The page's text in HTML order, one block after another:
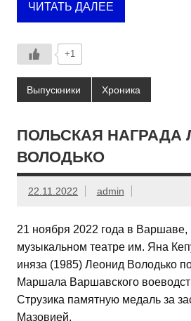
ЧИТАТЬ ДАЛЕЕ
+1
Выпускники Хроника
ПОЛЬСКАЯ НАГРАДА
ВОЛОДЬКО
22.11.2022 admin
21 ноября 2022 года в
музыкальном театре им. Яна
иняза (1985) Леонид Володько
Маршала Варшавского
Струзика памятную медаль за
Мазовией.